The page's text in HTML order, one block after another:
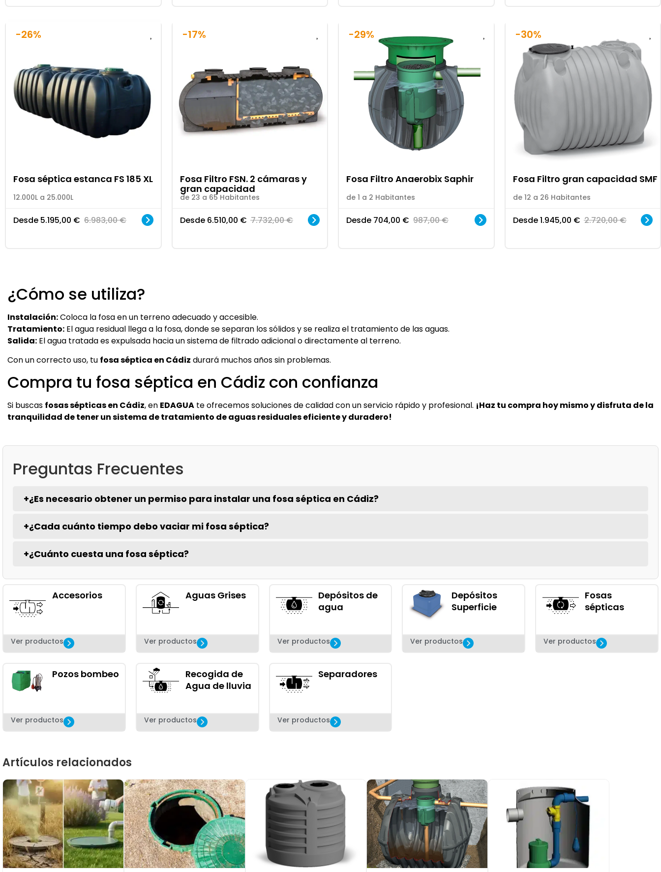
-26%
Fosa séptica estanca FS 185 XL
12.000L a 25.000L
Desde 5.195,00 € 6.983,00€
-17%
Fosa Filtro FSN. 2 cámaras y
gran capacidad
de 23 a 65 Habitantes
Desde 6.510,00 € 7.732,00€
-29%
Fosa Filtro Anaerobix Saphir
de 1 a 2 Habitantes
Desde 704,00 € 987,00€
-30%
Fosa Filtro gran capacidad SMF
de 12 a 26 Habitantes
Desde1.945,00 € 2.720,00€
¿Cómo se utiliza?
Instalación:Coloca la fosa en un terreno adecuado y accesible.
Tratamiento: El agua residual llega a la fosa, donde se separan los sólidos y se realiza el tratamiento de las aguas.
Salida: El agua tratada es expulsada hacia un sistema de filtrado adicional o directamente al terreno.
Con un correcto uso, tu fosa séptica en Cádiz durará muchos años sin problemas.
Compra tu fosa séptica en Cádiz con confianza
Si buscas fosas sépticas en Cádiz, en EDAGUA te ofrecemos soluciones de calidad con un servicio rápido y profesional. ¡Haz tu compra hoy mismo y disfruta de la
tranquilidad de tener un sistema de tratamiento de aguas residuales eficiente y duradero!
Preguntas Frecuentes
+¿Es necesario obtener un permiso para instalar una fosa séptica en Cádiz?
+¿Cada cuánto tiempo debo vaciar mi fosa séptica?
+¿Cuánto cuesta una fosa séptica?
Accesorios
Ver productos
Aguas Grises
Ver productos
Depósitos de
agua
Ver productos
Depósitos
Superficie
Ver productos
Fosas
sépticas
Ver productos
Pozos bombeo
Ver productos
Recogida de
Agua de lluvia
Ver productos
Separadores
Ver productos
Artículos relacionados